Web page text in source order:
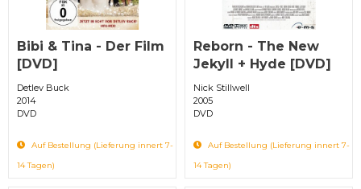
Bibi & Tina - Der Film
[DVD]
Detlev Buck
2014
DVD
Auf Bestellung (Lieferung innert 7-
14 Tagen)
Reborn - The New
Jekyll + Hyde [DVD]
Nick Stillwell
2005
DVD
Auf Bestellung (Lieferung innert 7-
14 Tagen)